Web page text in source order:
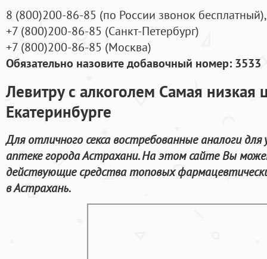
8 (800)200-86-85 (по России звонок бесплатный),
+7 (800)200-86-85 (Санкт-Петербург)
+7 (800)200-86-85 (Москва)
Обязательно назовите добавочный номер: 3533
Левитру с алкоголем Самая низкая
Екатеринбурге
Для отличного секса востребованные аналоги
аптеке города Астрахани. На этом сайте Вы
действующие средства топовых
в Астрахань.